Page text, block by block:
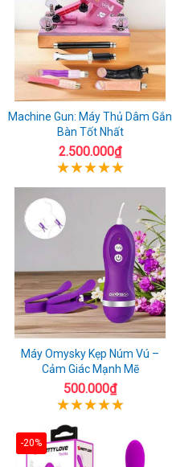
Machine Gun: Máy Thủ Dâm Gắn
Bàn Tốt Nhất
2.500.000₫
Máy Omysky Kẹp Núm Vú –
Cảm Giác Mạnh Mẽ
500.000₫
-20%